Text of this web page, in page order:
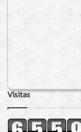
Visitas